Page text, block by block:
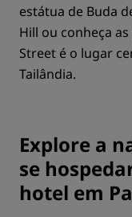
estátua de Buda
Hill ou conheça
Street é o lugar
Tailândia.
Explore a
se
hotel em